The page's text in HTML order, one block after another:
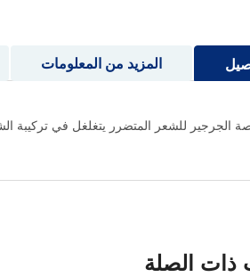
الجرجير للشعر المتضرر يتغلغل في تركيبة
المزيد من المعلومات
ذات الصلة